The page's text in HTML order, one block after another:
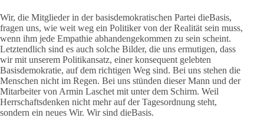
Wir, die Mitglieder in der basisdemokratischen Partei dieBasis,
fragen uns, wie weit weg ein Politiker von der Realität sein muss,
wenn ihm jede Empathie abhandengekommen zu sein scheint.
Letztendlich sind es auch solche Bilder, die uns ermutigen, dass
wir mit unserem Politikansatz, einer konsequent gelebten
Basisdemokratie, auf dem richtigen Weg sind. Bei uns stehen die
Menschen nicht im Regen. Bei uns stünden dieser Mann und der
Mitarbeiter von Armin Laschet mit unter dem Schirm. Weil
Herrschaftsdenken nicht mehr auf der Tagesordnung steht,
sondern ein neues Wir. Wir sind dieBasis.